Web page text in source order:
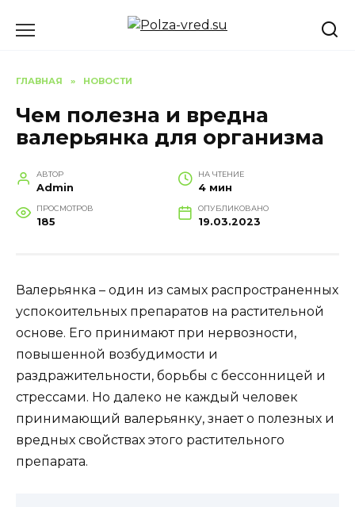
ГЛАВНАЯ » НОВОСТИ
Чем полезна и вредна
валерьянка для организма
АВТОР
Admin
НА ЧТЕНИЕ
4 мин
ПРОСМОТРОВ
185
ОПУБЛИКОВАНО
19.03.2023
Валерьянка – один из самых распространенных
успокоительных препаратов на растительной
основе. Его принимают при нервозности,
повышенной возбудимости и
раздражительности, борьбы с бессонницей и
стрессами. Но далеко не каждый человек
принимающий валерьянку, знает о полезных и
вредных свойствах этого растительного
препарата.